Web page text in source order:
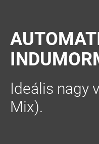
Ideális nagy
Mix).